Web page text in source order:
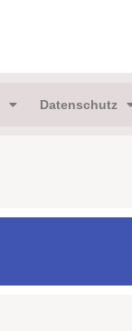
Datenschutz